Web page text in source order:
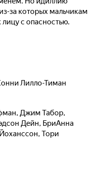
за которых мальчикам
с опасностью.
Лилло-Тиман
, Джим Табор,
Дейн, БриАнна
, Тори